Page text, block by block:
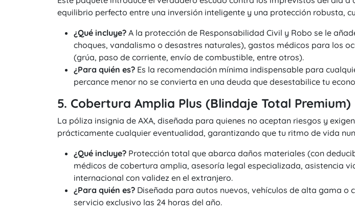
equilibrio perfecto entre una inversión inteligente y una protección robusta,
¿Qué incluye? A la protección de Responsabilidad Civil y Robo se le
choques, vandalismo o desastres naturales), gastos médicos para los
(grúa, paso de corriente, envío de combustible, entre otros).
¿Para quién es? Es la recomendación mínima indispensable para
percance menor no se convierta en una deuda que desestabilice tu
5. Cobertura Amplia Plus (Blindaje Total Premium)
La póliza insignia de AXA, diseñada para quienes no aceptan riesgos y
prácticamente cualquier eventualidad, garantizando que tu ritmo de vida
¿Qué incluye? Protección total que abarca daños materiales (con
médicos de cobertura amplia, asesoría legal especializada, asistencia
internacional con validez en el extranjero.
¿Para quién es? Diseñada para autos nuevos, vehículos de alta gama
servicio exclusivo las 24 horas del año.